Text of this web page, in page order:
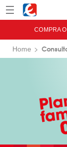
Menú Eroski
COMPRA
Home